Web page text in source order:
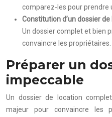
comparez-les pour prendre
Constitution d’un dossier
Un dossier complet et bien
convaincre les propriétaires.
Préparer un
impeccable
Un dossier de location
majeur pour convaincre les